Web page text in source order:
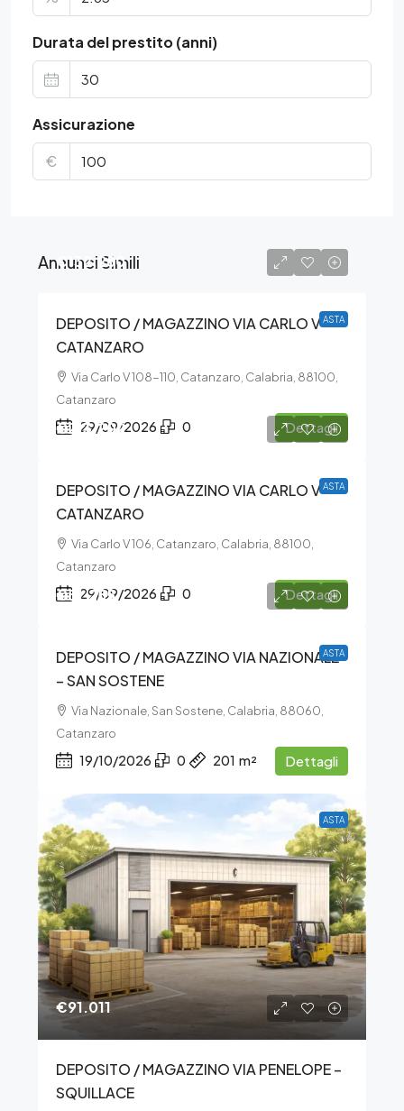
Durata del prestito (anni)
Assicurazione
€
Annunci Simili
ASTA
€132.280
DEPOSITO / MAGAZZINO VIA CARLO V –
CATANZARO
Via Carlo V 108-110, Catanzaro, Calabria, 88100,
Catanzaro
29/09/2026 0 Dettagli
ASTA
€213.202
DEPOSITO / MAGAZZINO VIA CARLO V –
CATANZARO
Via Carlo V 106, Catanzaro, Calabria, 88100,
Catanzaro
29/09/2026 0 Dettagli
ASTA
€51.255
DEPOSITO / MAGAZZINO VIA NAZIONALE
– SAN SOSTENE
Via Nazionale, San Sostene, Calabria, 88060,
Catanzaro
19/10/2026 0 201 m² Dettagli
ASTA
€91.011
DEPOSITO / MAGAZZINO VIA PENELOPE –
SQUILLACE